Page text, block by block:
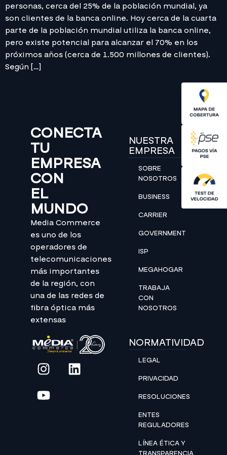
personas, cerca del 25% de la población mundial, ya
son clientes de la banca online. Hoy cerca de la cuarta
parte de la población mundial utiliza la banca online,
pero existe potencial para alcanzar el 70% en los
próximos años (cerca de 1.500 millones de clientes).
Según […]
CONECTA
TU
EMPRESA
CON
EL
MUNDO
Media Commerce
es uno de los
operadores de
telecomunicaciones
más importantes
de la región, con
una de las redes de
fibra óptica más
extensas
NUESTRA
EMPRESA
SOBRE
NOSOTROS
BUSINESS
CARRIER
GOVERNMENT
ISP
MEGAHOGAR
TRABAJA
CON
NOSOTROS
NORMATIVIDAD
LEGAL
PRIVACIDAD
RESOLUCIONES
ENTES
REGULADORES
LÍNEA ÉTICA Y